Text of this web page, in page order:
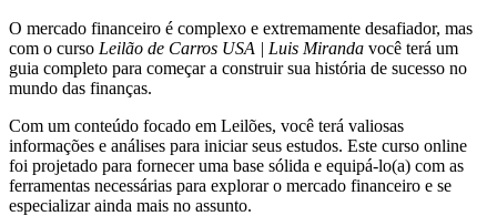
quantidade
O mercado financeiro é complexo e extremamente desafiador, mas
com o curso Leilão de Carros USA | Luis Miranda você terá um
guia completo para começar a construir sua história de sucesso no
mundo das finanças.
Com um conteúdo focado em Leilões, você terá valiosas
informações e análises para iniciar seus estudos. Este curso online
foi projetado para fornecer uma base sólida e equipá-lo(a) com as
ferramentas necessárias para explorar o mercado financeiro e se
especializar ainda mais no assunto.